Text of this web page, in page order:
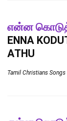
என்ன
ENNA
ATHU
Tamil Christians Songs